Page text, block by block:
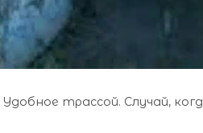
трассой. Случай,